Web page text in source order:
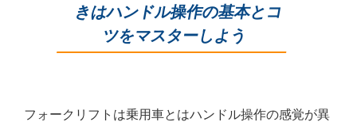
きはハンドル操作の基本とコ
ツをマスターしよう
フォークリフトは乗用車とはハンドル操作の感覚が異